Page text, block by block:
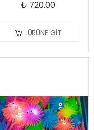
₺ 720.00
ÜRÜNE GIT